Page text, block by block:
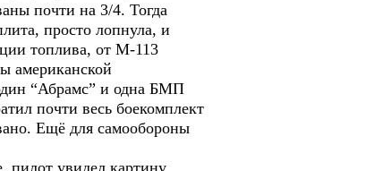
почти на 3/4. Тогда
просто лопнула, и
топлива, от М-113
американской
“Абрамс” и одна БМП
почти весь боекомплект
Ещё для самообороны
пилот увидел картину